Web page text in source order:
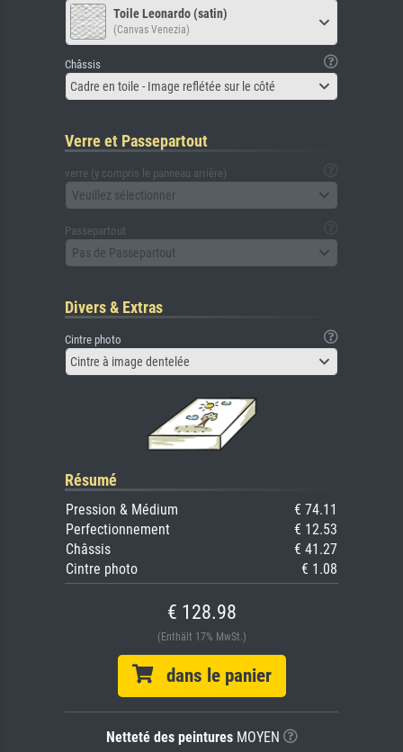
Toile Leonardo (satin)
(Canvas Venezia)
Châssis
Cadre en toile - Image reflétée sur le côté
Verre et Passepartout
verre (y compris le panneau arrière)
Veuillez sélectionner
Passepartout
Pas de Passepartout
Divers & Extras
Cintre photo
Cintre à image dentelée
Résumé
Pression & Médium
€ 74.11
Perfectionnement
€ 12.53
Châssis
€ 41.27
Cintre photo
€ 1.08
€ 128.98
(Enthält 17% MwSt.)
dans le panier
Netteté des peinturesMOYEN